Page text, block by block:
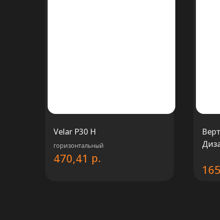
Velar P30 H
горизонтальный
470,41 р.